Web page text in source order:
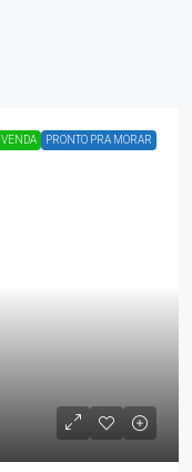
VENDA PRONTO PRA MORAR